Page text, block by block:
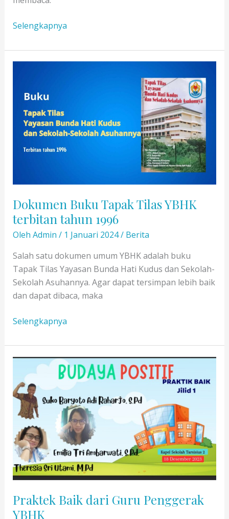
Buku
Tahun
YBHK
tahun
Selengkapnya
Dokumen Buku Tapak Tilas YBHK
terbitan tahun 1996
Oleh Admin / 1 Januari 2024/ Berita
Salah satu dokumen umum YBHK adalah buku
Tapak Tilas Yayasan Bunda Hati Kudus dan Sekolah-
Sekolah Asuhannya. Agar dapat tersimpan lebih baik
dan dapat dibaca, maka
Dokumen
Tapak
Tilas
YBHK
terbitan
tahun
1996
Selengkapnya
Praktek Baik dari Guru Penggerak
YBHK